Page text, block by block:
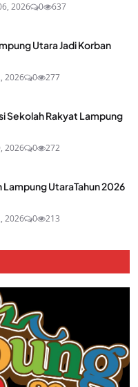
2026 0 637
Utara Jadi Korban
2026 0 277
Sekolah Rakyat Lampung
2026 0 272
Lampung UtaraTahun 2026
2026 0 213